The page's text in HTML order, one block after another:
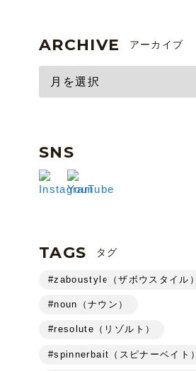
ARCHIVE アーカイブ
SNS
TAGS タグ
#zaboustyle（ザボウスタイル）
#noun（ナウン）
#resolute（リゾルト）
#spinnerbait（スピナーベイト）